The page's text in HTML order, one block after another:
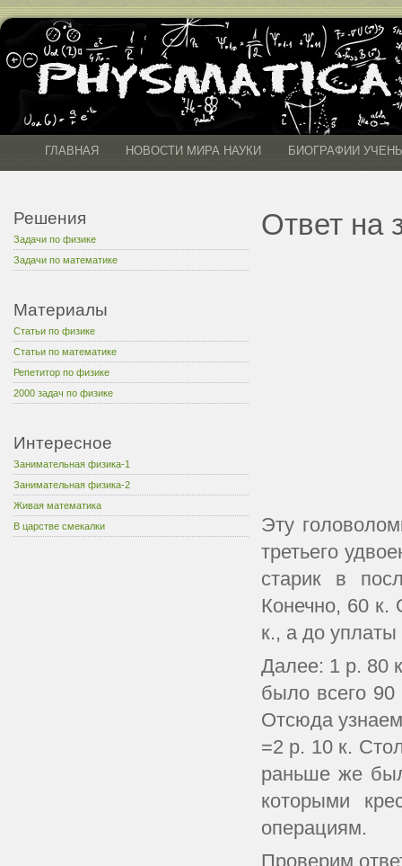
ГЛАВНАЯ НОВОСТИ МИРА НАУКИ БИОГРАФИИ
Решения
Задачи по физике
Задачи по математике
Материалы
Статьи по физике
Статьи по математике
Репетитор по физике
2000 задач по физике
Интересное
Занимательная физика-1
Занимательная физика-2
Живая математика
В царстве смекалки
Ответ на
Эту
третьего
старик в
Конечно, 60 к.
к., а до
Далее: 1 р. 80
было всего 90
Отсюда
=2 р. 10 к.
раньше же
которыми
операциям.
Проверим